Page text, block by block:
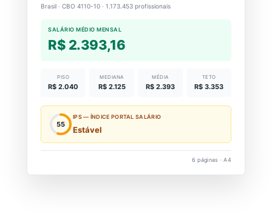
Brasil · CBO 4110-10 · 1.173.453 profissionais
SALÁRIO MÉDIO MENSAL
R$ 2.393,16
PISO
R$ 2.040
MEDIANA
R$ 2.125
MÉDIA
R$ 2.393
TETO
R$ 3.353
55
IPS — ÍNDICE PORTAL SALÁRIO
Estável
6 páginas · A4